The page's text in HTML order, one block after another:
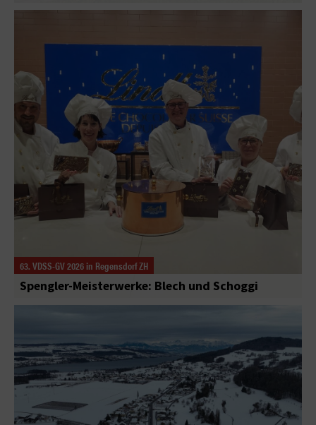
63. VDSS-GV 2026 in Regensdorf ZH
Spengler-Meisterwerke: Blech und Schoggi